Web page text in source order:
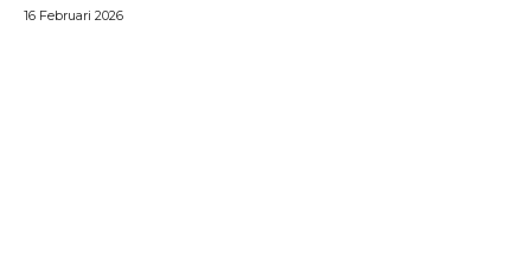
16 Februari 2026